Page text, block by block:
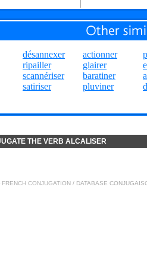
désannexer
ripailler
scannériser
satiriser
actionner
glairer
baratiner
pluviner
THE VERB ALCALISER
FRENCH CONJUGATION / DATABASE